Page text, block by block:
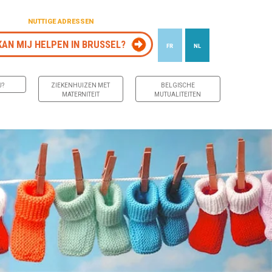
NUTTIGE ADRESSEN
MIJ HELPEN IN BRUSSEL? FR NL
ZIEKENHUIZEN MET
MATERNITEIT
BELGISCHE
MUTUALITEITEN